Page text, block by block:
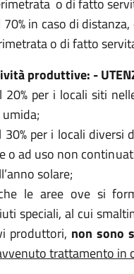
o di fatto
in caso di
o di fatto
produttive: -
20% per i locali siti
30% per i locali diversi
o ad uso non
solare;
le aree ove si
speciali, al cui
produttori, non sono
trattamento